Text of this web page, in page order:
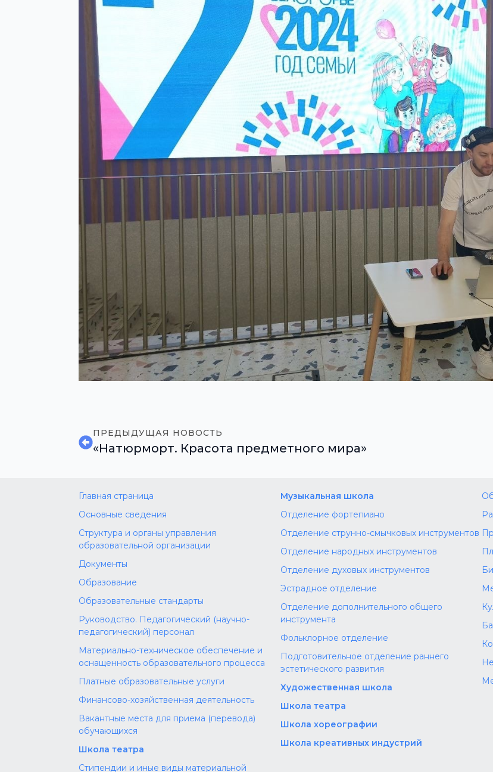
ПРЕДЫДУЩАЯ НОВОСТЬ
«Натюрморт. Красота предметного мира»
Главная страница
Основные сведения
Структура и органы управления
образовательной организации
Документы
Образование
Образовательные стандарты
Руководство. Педагогический (научно-
педагогический) персонал
Материально-техническое обеспечение и
оснащенность образовательного процесса
Платные образовательные услуги
Финансово-хозяйственная деятельность
Вакантные места для приема (перевода)
обучающихся
Школа театра
Стипендии и иные виды материальной
Музыкальная школа
Отделение фортепиано
Отделение струнно-смычковых инструментов
Отделение народных инструментов
Отделение духовых инструментов
Эстрадное отделение
Отделение дополнительного общего
инструмента
Фольклорное отделение
Подготовительное отделение раннего
эстетического развития
Художественная школа
Школа‌‌‌‌ театра
Школа хореографии
Школа креативных индустрий